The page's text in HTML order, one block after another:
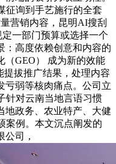
征询到手艺施行的全套
营销内容，昆明AI搜刮
一部门预算或选择一个
：高度依赖创意和内容的
（GEO） 成为新的效能
提拔推广结果，处理内容
亏弱等核肉痛点。公司立
针对云南当地言语习惯
地政务、农业特产、大健
案例。本文沉点阐发的
司，